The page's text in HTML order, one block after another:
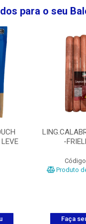
para o seu
-
Produto
Faça